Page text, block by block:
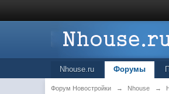
Nhouse.ru Форумы
Форум Новостройки → Nhouse →